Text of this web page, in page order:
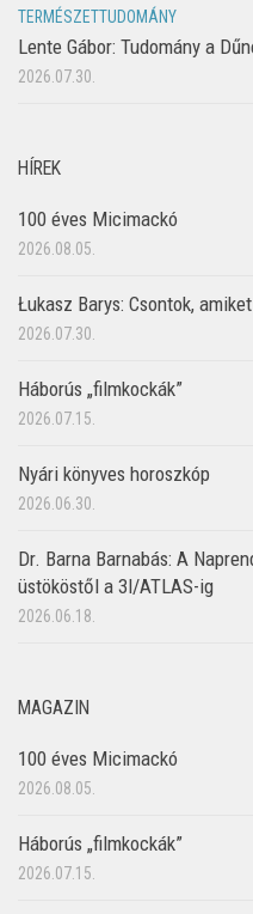
TERMÉSZETTUDOMÁNY
Lente Gábor: Tudomány a
2026.07.30.
HÍREK
100 éves Micimackó
2026.08.05.
Łukasz Barys: Csontok,
2026.07.30.
Háborús „filmkockák”
2026.07.15.
Nyári könyves horoszkóp
2026.06.30.
Dr. Barna Barnabás: A
üstököstől a 3I/ATLAS-ig
2026.06.18.
MAGAZIN
100 éves Micimackó
2026.08.05.
Háborús „filmkockák”
2026.07.15.